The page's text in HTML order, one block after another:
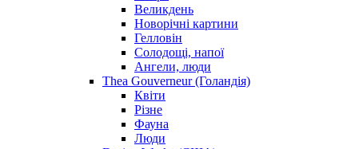
Великдень
Новорічні картини
Гелловін
Солодощі, напої
Ангели, люди
Thea Gouverneur (Голандія)
Квіти
Різне
Фауна
Люди